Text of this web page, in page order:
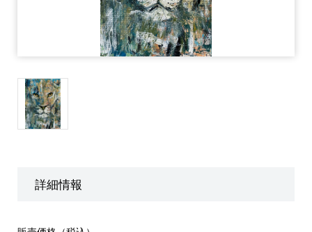
詳細情報